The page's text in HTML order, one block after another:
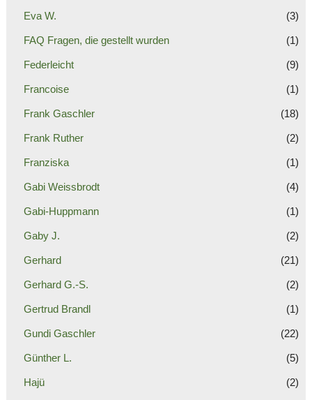
Eva W. (3)
FAQ Fragen, die gestellt wurden (1)
Federleicht (9)
Francoise (1)
Frank Gaschler (18)
Frank Ruther (2)
Franziska (1)
Gabi Weissbrodt (4)
Gabi-Huppmann (1)
Gaby J. (2)
Gerhard (21)
Gerhard G.-S. (2)
Gertrud Brandl (1)
Gundi Gaschler (22)
Günther L. (5)
Hajü (2)